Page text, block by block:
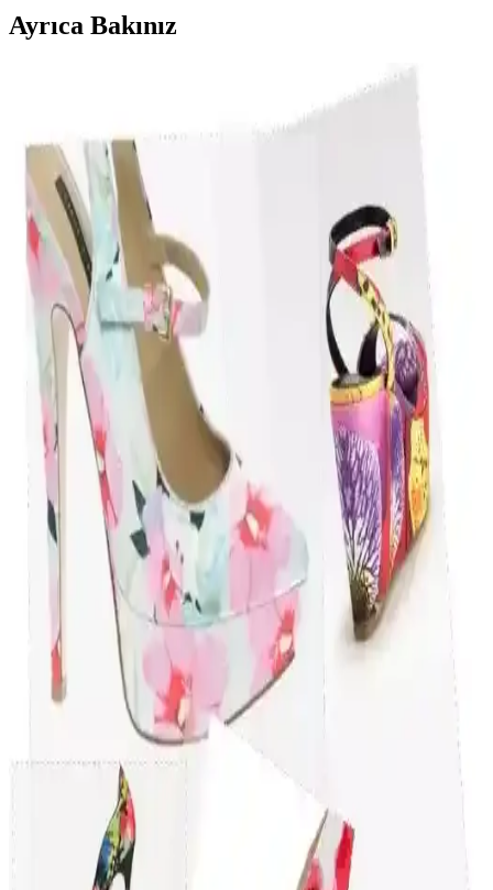
Ayrıca Bakınız
Fata Morgana Aksesuarlarında Renk Seçenekleri
Beyaz ve Mavi ile Kişisel Tarz ve Koruma
Fata Morgana aksesuarları, beyaz ve mavi renk seçenekleriyle
estetik ve fonksiyonellik sunar. Beyaz sade ve modern, mavi ise
enerjik ve genç bir görünüm sağlar, kullanım alanlarına göre tercih
edilir.
Kadınlar İçin Şık ve Konforlu Spor Ayakkabı
Seçenekleri Güncel Trendler ve Tasarım
Özellikleriyle
Kadınlar için estetik ve konforu bir arada sunan spor ayakkabılar,
renk ve tasarım çeşitleriyle günlük yaşamda ve spor yaparken ideal
seçimler sunuyor.
Lacivert Erkek Spor Ayakkabıları: Model ve Renk
Seçenekleri Hakkında Detaylı İnceleme
Lacivert erkek spor ayakkabılar, hafif ve nefes alabilir
malzemeleriyle günlük ve spor aktivitelerinde rahatlık sağlar, farklı
modeller ve renk seçenekleriyle tarzınıza uyum sağlar.
Takı Bileklikleri ve Renk Seçenekleri: Stil ve
Kullanım İpuçları
Takı bileklikleri, renk ve tasarımlarla kişisel tarzı yansıtan önemli
aksesuarlar. Renkler, kullanım alanları ve malzeme seçimleriyle
estetik ve fonksiyonellik sağlar.
Spor Ayakkabılarında Modern Tasarım ve Şıklık:
Günlük ve Spor Kullanımına Uygun Seçenekler
Günümüzde spor ayakkabıları, şıklık ve modern tasarım unsurlarını
yansıtarak günlük yaşamda da önemli bir yer tutar. Renk, malzeme
ve kullanım alanlarındaki çeşitlilikle her tarza uygun seçenekler
sunar.